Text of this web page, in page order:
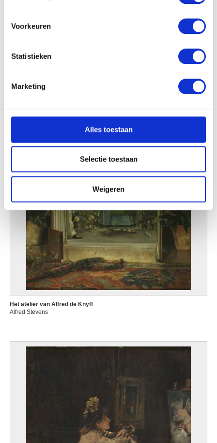
locatie, die tot een paar meter nauwkeurig kan zijn
scannen op specifieke eigenschappen (fingerprinting)
detailgedeeltein.
U kunt uw toestemming op elk moment wijzigen of
We gebruiken cookies om content en advertenties te
personaliseren, om functies voor social media te bieden
en om ons websiteverkeer te analyseren. Ook delen we
informatie over uw gebruik van onze site met onze
partners voor social media, adverteren en analyse. Deze
verzameld op basis van uw gebruik van hun services.
Voorkeuren
Statistieken
Marketing
Alles toestaan
Selectie toestaan
Weigeren
Het atelier van Alfred de Knyff
Alfred Stevens